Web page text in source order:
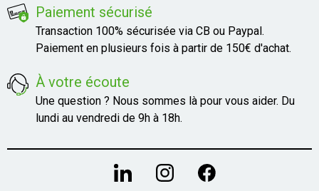
Paiement sécurisé
Transaction 100% sécurisée via CB ou Paypal.
Paiement en plusieurs fois à partir de 150€ d'achat.
À votre écoute
Une question ? Nous sommes là pour vous aider. Du
lundi au vendredi de 9h à 18h.